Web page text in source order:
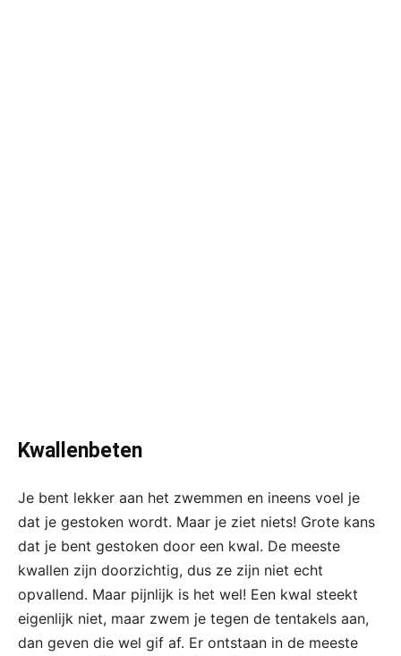
Kwallenbeten
Je bent lekker aan het zwemmen en ineens voel je
dat je gestoken wordt. Maar je ziet niets! Grote kans
dat je bent gestoken door een kwal. De meeste
kwallen zijn doorzichtig, dus ze zijn niet echt
opvallend. Maar pijnlijk is het wel! Een kwal steekt
eigenlijk niet, maar zwem je tegen de tentakels aan,
dan geven die wel gif af. Er ontstaan in de meeste